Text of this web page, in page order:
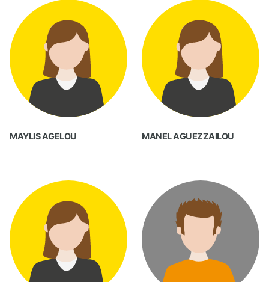
MAYLIS AGELOU MANEL AGUEZZAILOU